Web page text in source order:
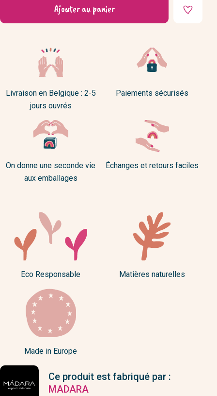
Ajouter au panier
Livraison en Belgique : 2-5
jours ouvrés
Paiements sécurisés
On donne une seconde vie
aux emballages
Échanges et retours faciles
Eco Responsable Matières naturelles
Made in Europe
Ce produit est fabriqué par :
MADARA